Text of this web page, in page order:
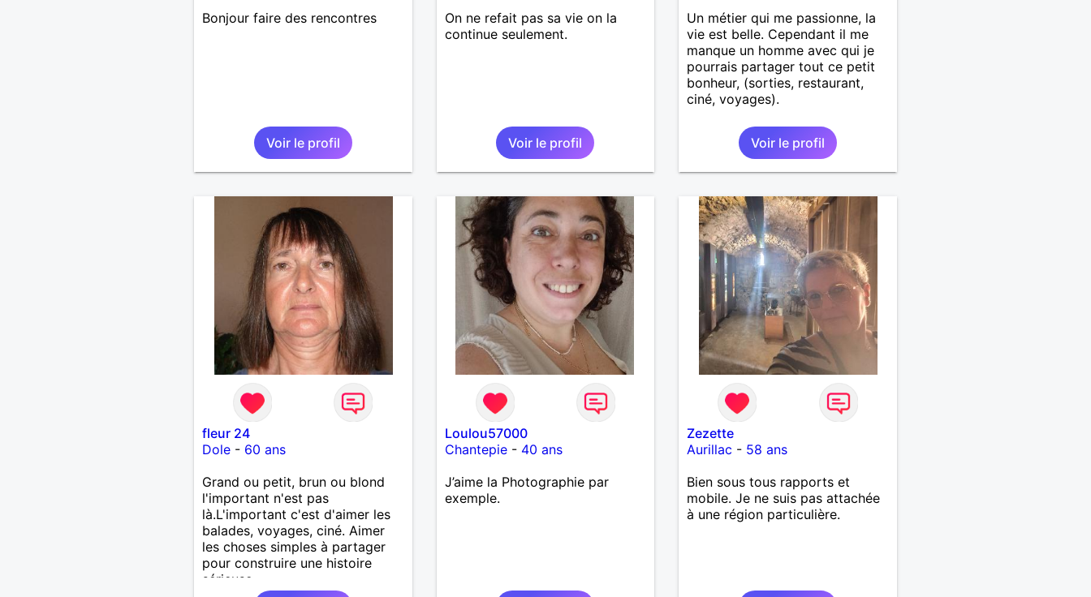
Bonjour faire des rencontres
Voir le profil
On ne refait pas sa vie on la
continue seulement.
Voir le profil
Un métier qui me passionne, la
vie est belle. Cependant il me
manque un homme avec qui je
pourrais partager tout ce petit
bonheur, (sorties, restaurant,
ciné, voyages).
Voir le profil
fleur 24
Dole- 60 ans
Grand ou petit, brun ou blond
l'important n'est pas
là.L'important c'est d'aimer les
balades, voyages, ciné. Aimer
les choses simples à partager
pour construire une histoire
sérieuse.
Loulou57000
Chantepie- 40 ans
J’aime la Photographie par
exemple.
Zezette
Aurillac - 58 ans
Bien sous tous rapports et
mobile. Je ne suis pas attachée
à une région particulière.